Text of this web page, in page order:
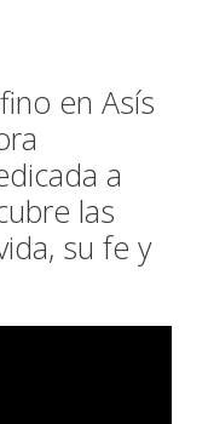
en Asís
a
las
su fe y